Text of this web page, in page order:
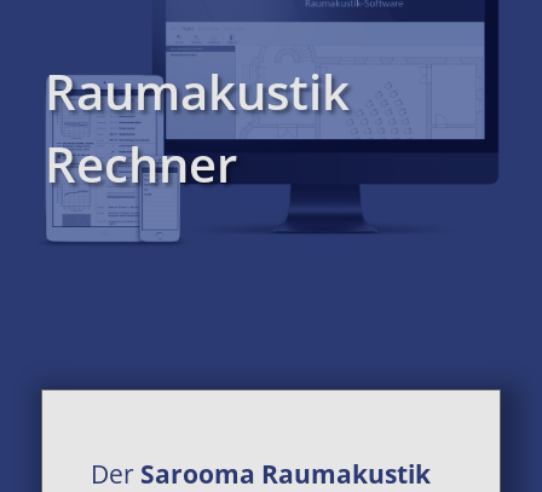
Raumakustik
Rechner
Der Sarooma Raumakustik